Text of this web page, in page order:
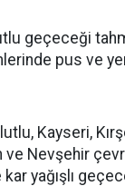
geçeceği
pus ve
Kayseri,
ve Nevşehir
kar yağışlı